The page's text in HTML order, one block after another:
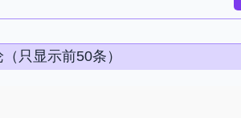
只显示前50条）